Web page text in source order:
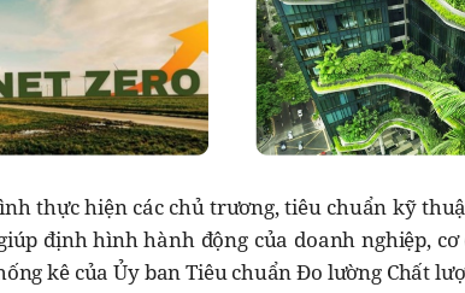
thực hiện các chủ trương, tiêu chuẩn kỹ
định hình hành động của doanh nghiệp,
kê của Ủy ban Tiêu chuẩn Đo lường Chất